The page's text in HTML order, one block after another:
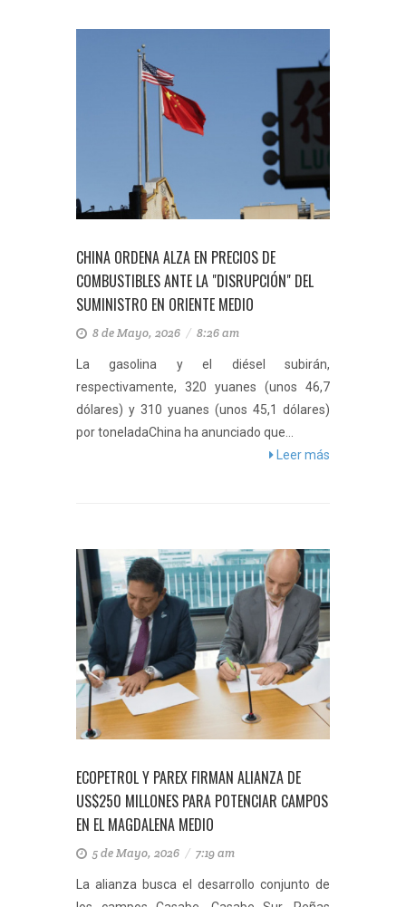
CHINA ORDENA ALZA EN PRECIOS DE
COMBUSTIBLES ANTE LA "DISRUPCIÓN" DEL
SUMINISTRO EN ORIENTE MEDIO
8 de Mayo, 2026 / 8:26 am
La gasolina y el diésel subirán,
respectivamente, 320 yuanes (unos 46,7
dólares) y 310 yuanes (unos 45,1 dólares)
por toneladaChina ha anunciado que...
Leer más
ECOPETROL Y PAREX FIRMAN ALIANZA DE
US$250 MILLONES PARA POTENCIAR CAMPOS
EN EL MAGDALENA MEDIO
5 de Mayo, 2026 / 7:19 am
La alianza busca el desarrollo conjunto de